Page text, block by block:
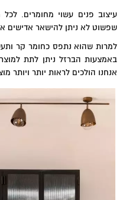
עיצוב פנים עשוי מחומרים.
שפשוט לא ניתן להישאר אדישים
למרות שהוא נתפס כחומר קר
אנחנו הולכים לראות יותר ויותר